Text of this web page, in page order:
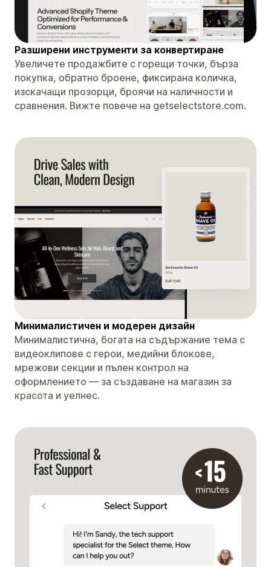
Разширени инструменти за конвертиране
Увеличете продажбите с горещи точки, бърза
покупка, обратно броене, фиксирана количка,
изскачащи прозорци, броячи на наличности и
сравнения. Вижте повече на getselectstore.com.
Минималистичен и модерен дизайн
Минималистична, богата на съдържание тема с
видеоклипове с герои, медийни блокове,
мрежови секции и пълен контрол на
оформлението — за създаване на магазин за
красота и уелнес.